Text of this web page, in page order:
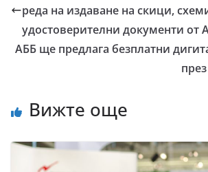
реда на издаване на скици,
удостоверителни документи от
АББ ще предлага безплатни
Вижте още